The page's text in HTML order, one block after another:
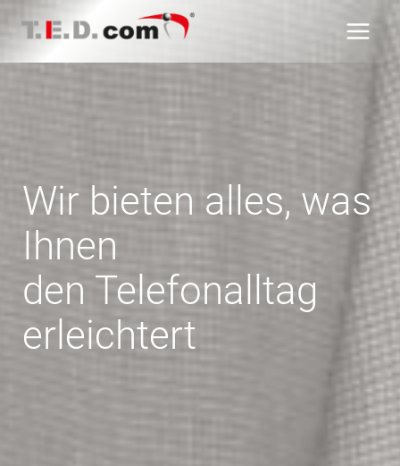
Inhalt
springen
Wir bieten alles, was
Ihnen
den Telefonalltag
erleichtert